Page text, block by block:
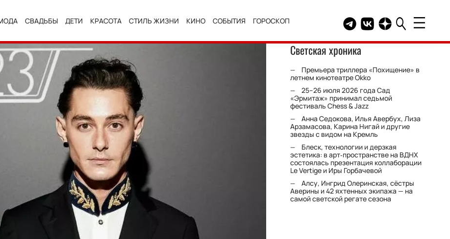
СВАДЬБЫ ДЕТИ КРАСОТА СТИЛЬ ЖИЗНИ КИНО СОБЫТИЯ ГОРОСКОП Telegram канал HELLO
Группа HELLO
Канал HELLO в
Светская хроника
Премьера триллера «Похищение» в
летнем кинотеатре Okko
25–26 июля 2026 года Сад
«Эрмитаж» принимал седьмой
фестиваль Chess & Jazz
Анна Седокова, Илья Авербух, Лиза
Арзамасова, Карина Нигай и другие
звезды с видом на Кремль
Блеск, технологии и дерзкая
эстетика: в арт‑пространстве на ВДНХ
состоялась презентация коллаборации
Le Vertige и Иры Горбачевой
Алсу, Ингрид Олеринская, сёстры
Аверины и 42 яхтенных экипажа — на
самой светской регате сезона